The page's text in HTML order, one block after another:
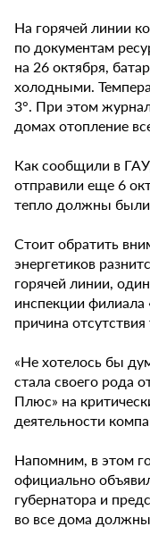
На горячей линии
по документам
на 26 октября,
холодными.
3°. При этом
домах отопление
Как сообщили в
отправили еще 6
тепло должны были
Стоит обратить
энергетиков
горячей линии,
инспекции
причина
«Не хотелось бы
стала своего рода
Плюс» на
деятельности
Напомним, в этом
официально
губернатора и
во все дома